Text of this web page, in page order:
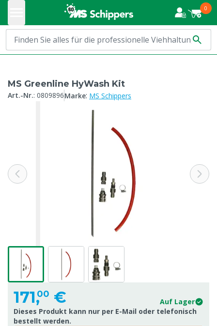
0
MS Greenline HyWash Kit
Art.-Nr.: 0809896Marke: MS Schippers
171,00 €
Auf Lager
Dieses Produkt kann nur per E-Mail oder telefonisch
bestellt werden.